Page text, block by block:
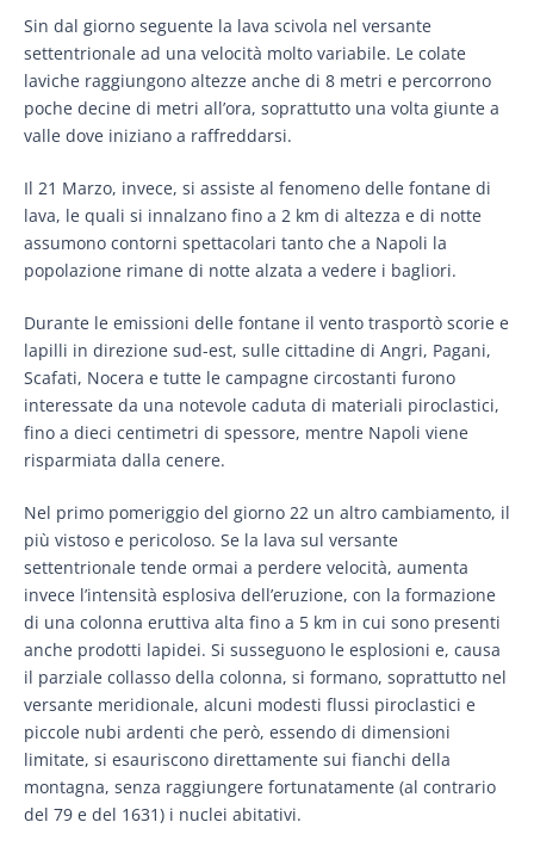
Sin dal giorno seguente la lava scivola nel versante
settentrionale ad una velocità molto variabile. Le colate
laviche raggiungono altezze anche di 8 metri e percorrono
poche decine di metri all’ora, soprattutto una volta giunte a
valle dove iniziano a raffreddarsi.
Il 21 Marzo, invece, si assiste al fenomeno delle fontane di
lava, le quali si innalzano fino a 2 km di altezza e di notte
assumono contorni spettacolari tanto che a Napoli la
popolazione rimane di notte alzata a vedere i bagliori.
Durante le emissioni delle fontane il vento trasportò scorie e
lapilli in direzione sud-est, sulle cittadine di Angri, Pagani,
Scafati, Nocera e tutte le campagne circostanti furono
interessate da una notevole caduta di materiali piroclastici,
fino a dieci centimetri di spessore, mentre Napoli viene
risparmiata dalla cenere.
Nel primo pomeriggio del giorno 22 un altro cambiamento, il
più vistoso e pericoloso. Se la lava sul versante
settentrionale tende ormai a perdere velocità, aumenta
invece l’intensità esplosiva dell’eruzione, con la formazione
di una colonna eruttiva alta fino a 5 km in cui sono presenti
anche prodotti lapidei. Si susseguono le esplosioni e, causa
il parziale collasso della colonna, si formano, soprattutto nel
versante meridionale, alcuni modesti flussi piroclastici e
piccole nubi ardenti che però, essendo di dimensioni
limitate, si esauriscono direttamente sui fianchi della
montagna, senza raggiungere fortunatamente (al contrario
del 79 e del 1631) i nuclei abitativi.